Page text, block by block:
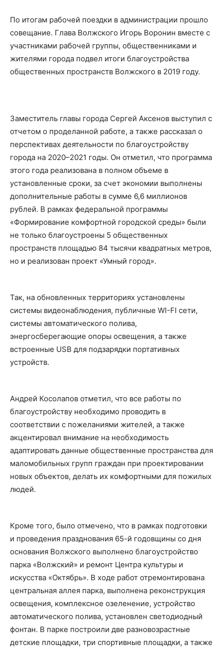
По итогам рабочей поездки в администрации прошло
совещание. Глава Волжского Игорь Воронин вместе с
участниками рабочей группы, общественниками и
жителями города подвел итоги благоустройства
общественных пространств Волжского в 2019 году.
Заместитель главы города Сергей Аксенов выступил с
отчетом о проделанной работе, а также рассказал о
перспективах деятельности по благоустройству
города на 2020–2021 годы. Он отметил, что программа
этого года реализована в полном объеме в
установленные сроки, за счет экономии выполнены
дополнительные работы в сумме 6,6 миллионов
рублей. В рамках федеральной программы
«Формирование комфортной городской среды» были
не только благоустроены 5 общественных
пространств площадью 84 тысячи квадратных метров,
но и реализован проект «Умный город».
Так, на обновленных территориях установлены
системы видеонаблюдения, публичные WI-FI сети,
системы автоматического полива,
энергосберегающие опоры освещения, а также
встроенные USB для подзарядки портативных
устройств.
Андрей Косолапов отметил, что все работы по
благоустройству необходимо проводить в
соответствии с пожеланиями жителей, а также
акцентировал внимание на необходимость
адаптировать данные общественные пространства для
маломобильных групп граждан при проектировании
новых объектов, делать их комфортными для пожилых
людей.
Кроме того, было отмечено, что в рамках подготовки
и проведения празднования 65-й годовщины со дня
основания Волжского выполнено благоустройство
парка «Волжский» и ремонт Центра культуры и
искусства «Октябрь». В ходе работ отремонтирована
центральная аллея парка, выполнена реконструкция
освещения, комплексное озеленение, устройство
автоматического полива, установлен светодиодный
фонтан. В парке построили две разновозрастные
детские площадки, три спортивные площадки, а также